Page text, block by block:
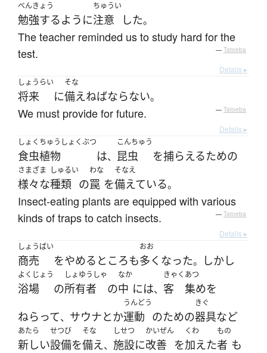
べんきょう
勉強するように
ちゅうい
注意 した。
The teacher reminded us to study hard for the
test.
— Tatoeba
Details ▸
しょうらい
将来 に
そな
備えねばならない。
We must provide for future. — Tatoeba
Details ▸
しょくちゅうしょくぶつ
食虫植物 は、
こんちゅう
昆虫 を捕らえるための
さまざま
様々な
しゅるい
種類 の
わな
罠 を
そなえ
備えている。
Insect-eating plants are equipped with various
kinds of traps to catch insects.
— Tatoeba
Details ▸
しょうばい
商売 をやめる ところも
おお
多く なった。 しかし
よくじょう
浴場 の
しょゆうしゃ
所有者 の
なか
中 には、
きゃく
客
あつ
集めを
ねらって、 サウナとか
うんどう
運動 のための
きぐ
器具など
あたら
新しい
せつび
設備を
そな
備え、
しせつ
施設に
かいぜん
改善 を
くわ
加えた
もの
者 も